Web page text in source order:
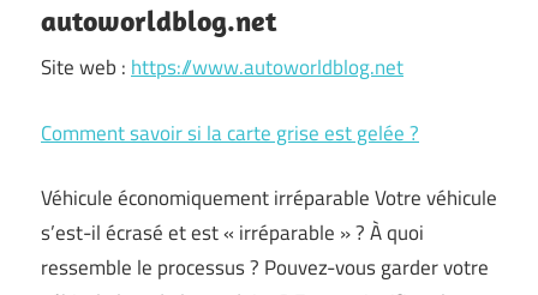
autoworldblog.net
Site web : https://www.autoworldblog.net
Comment savoir si la carte grise est gelée ?
Véhicule économiquement irréparable Votre véhicule
s’est-il écrasé et est « irréparable » ? À quoi
ressemble le processus ? Pouvez-vous garder votre